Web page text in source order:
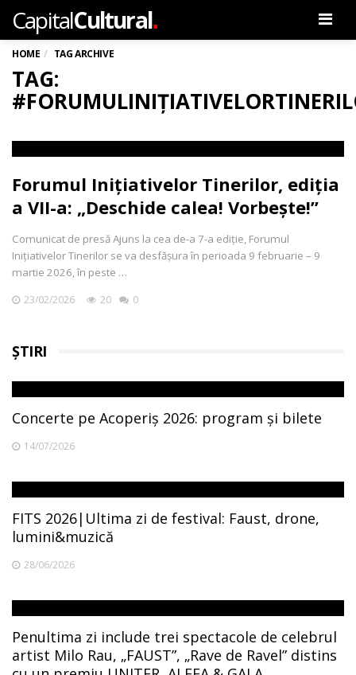
CapitalCultural.
HOME TAG ARCHIVE
TAG:
Forumul Inițiativelor Tinerilor, ediția
a VII-a: „Deschide calea! Vorbește!”
Comunicat de presă Ajuns la cea de-a 7-a ediție, Forumul
Inițiativelor Tinerilor se va desfășura în perioada 9 februarie – 9
martie 2026, în peste …
23/02/2026 20 0
ȘTIRI
Concerte pe Acoperiș 2026: program și bilete
14/07/2026
FITS 2026|Ultima zi de festival: Faust, drone,
lumini&muzică
28/06/2026
Penultima zi include trei spectacole de celebrul
artist Milo Rau, „FAUST”, „Rave de Ravel” distins